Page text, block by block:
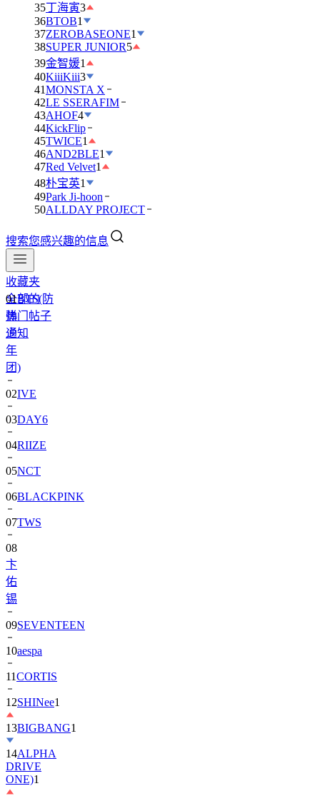
35丁海寅3
36BTOB1
37ZEROBASEONE1
38SUPER JUNIOR5
39金智媛1
40KiiiKiii3
41MONSTA X
42LE SSERAFIM
43AHOF4
44KickFlip
45TWICE1
46AND2BLE1
47Red Velvet1
48朴宝英1
49Park Ji-hoon
50ALLDAY PROJECT
搜索您感兴趣的信息
收藏夹
全部的
热门帖子
通知
01BTS(防
弹
少
年
团)
02IVE
03DAY6
04RIIZE
05NCT
06BLACKPINK
07TWS
08
卞
佑
锡
09SEVENTEEN
10aespa
11CORTIS
12SHINee1
13BIGBANG1
14ALPHA
DRIVE
ONE)1